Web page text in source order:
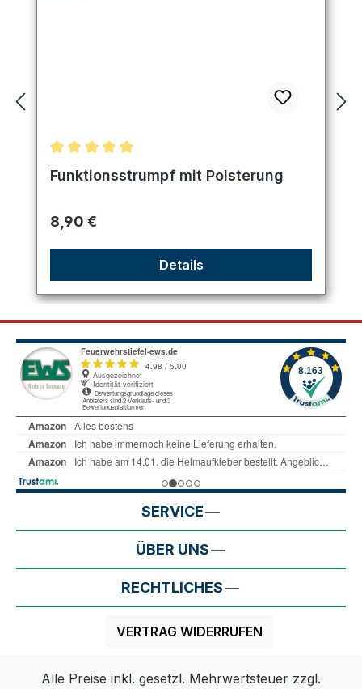
Durchschnittliche Bewertung von 5 von 5 Sternen
Funktionsstrumpf mit Polsterung
Regulärer Preis:
8,90 €
Details
SERVICE
ÜBER UNS
RECHTLICHES
VERTRAG WIDERRUFEN
Alle Preise inkl. gesetzl. Mehrwertsteuer zzgl.